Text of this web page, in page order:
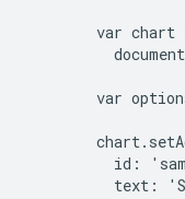
var chart
var
id:
text: